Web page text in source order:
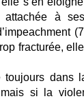
attachée à
fracturée,
toujours
si la